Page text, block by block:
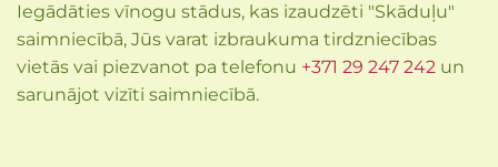
Iegādāties vīnogu stādus, kas izaudzēti "Skāduļu"
saimniecībā, Jūs varat izbraukuma tirdzniecības
vietās vai piezvanot pa telefonu +371 29 247 242 un
sarunājot vizīti saimniecībā.